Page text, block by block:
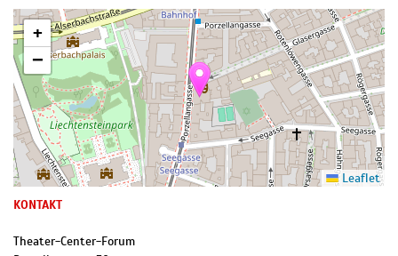
+
−
Leaflet
KONTAKT
Theater-Center-Forum